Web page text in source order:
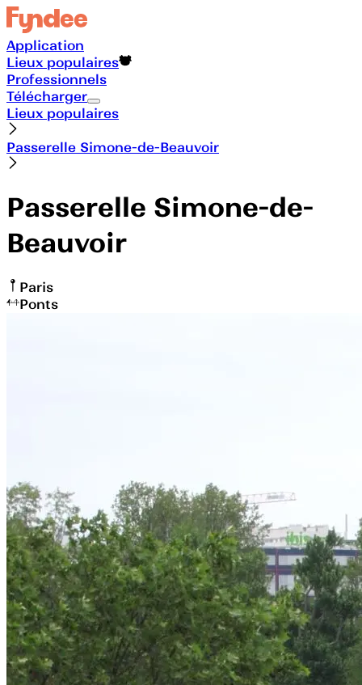
Application
Lieux populaires
Professionnels
Télécharger
Lieux populaires
Passerelle Simone-de-Beauvoir
Passerelle Simone-de-
Beauvoir
Paris
Ponts